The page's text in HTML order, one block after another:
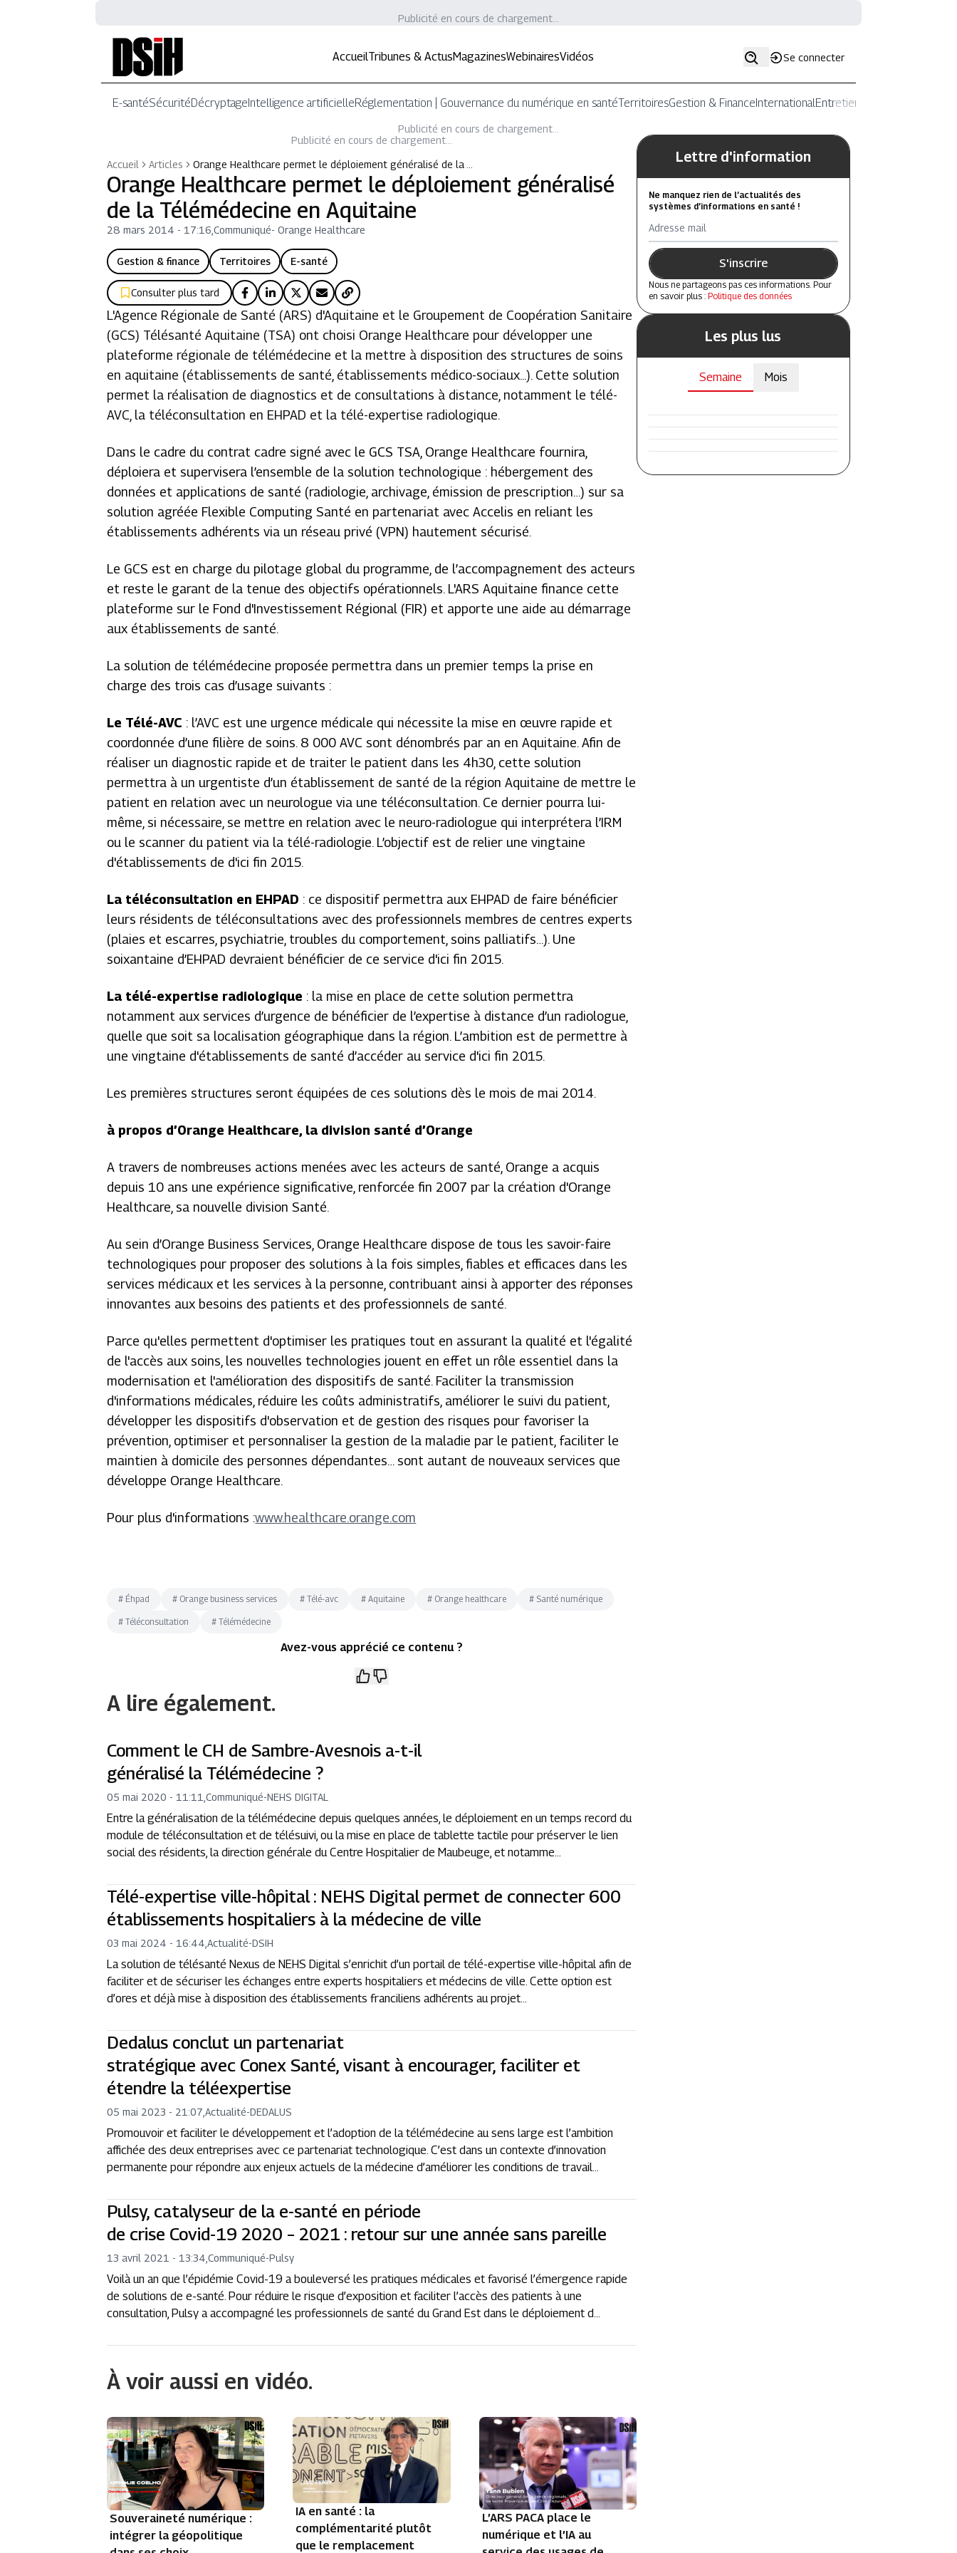
Publicité en cours de chargement...
AccueilTribunes & ActusMagazinesWebinairesVidéos Se connecter
E-santéSécuritéDécryptageIntelligence artificielleRéglementation | Gouvernance du numérique en santéTerritoiresGestion & FinanceInternationalEntretiens
Publicité en cours de chargement...
Publicité en cours de chargement...
Accueil
Articles Orange Healthcare permet le déploiement généralisé de la …
Orange Healthcare permet le déploiement généralisé
de la Télémédecine en Aquitaine
28 mars 2014 - 17:16 ,Communiqué-Orange Healthcare
Gestion & finance Territoires E-santé
Consulter plus tard
L'Agence Régionale de Santé (ARS) d'Aquitaine et le Groupement de Coopération Sanitaire
(GCS) Télésanté Aquitaine (TSA) ont choisi Orange Healthcare pour développer une
plateforme régionale de télémédecine et la mettre à disposition des structures de soins
en aquitaine (établissements de santé, établissements médico-sociaux...). Cette solution
permet la réalisation de diagnostics et de consultations à distance, notamment le télé-
AVC, la téléconsultation en EHPAD et la télé-expertise radiologique.
Dans le cadre du contrat cadre signé avec le GCS TSA, Orange Healthcare fournira,
déploiera et supervisera l’ensemble de la solution technologique : hébergement des
données et applications de santé (radiologie, archivage, émission de prescription…) sur sa
solution agréée Flexible Computing Santé en partenariat avec Accelis en reliant les
établissements adhérents via un réseau privé (VPN) hautement sécurisé.
Le GCS est en charge du pilotage global du programme, de l’accompagnement des acteurs
et reste le garant de la tenue des objectifs opérationnels. L'ARS Aquitaine finance cette
plateforme sur le Fond d'Investissement Régional (FIR) et apporte une aide au démarrage
aux établissements de santé.
La solution de télémédecine proposée permettra dans un premier temps la prise en
charge des trois cas d’usage suivants :
Le Télé-AVC : l’AVC est une urgence médicale qui nécessite la mise en œuvre rapide et
coordonnée d’une filière de soins. 8 000 AVC sont dénombrés par an en Aquitaine. Afin de
réaliser un diagnostic rapide et de traiter le patient dans les 4h30, cette solution
permettra à un urgentiste d’un établissement de santé de la région Aquitaine de mettre le
patient en relation avec un neurologue via une téléconsultation. Ce dernier pourra lui-
même, si nécessaire, se mettre en relation avec le neuro-radiologue qui interprétera l’IRM
ou le scanner du patient via la télé-radiologie. L’objectif est de relier une vingtaine
d'établissements de d'ici fin 2015.
La téléconsultation en EHPAD : ce dispositif permettra aux EHPAD de faire bénéficier
leurs résidents de téléconsultations avec des professionnels membres de centres experts
(plaies et escarres, psychiatrie, troubles du comportement, soins palliatifs…). Une
soixantaine d’EHPAD devraient bénéficier de ce service d'ici fin 2015.
La télé-expertise radiologique : la mise en place de cette solution permettra
notamment aux services d’urgence de bénéficier de l’expertise à distance d’un radiologue,
quelle que soit sa localisation géographique dans la région. L’ambition est de permettre à
une vingtaine d'établissements de santé d’accéder au service d'ici fin 2015.
Les premières structures seront équipées de ces solutions dès le mois de mai 2014.
à propos d’Orange Healthcare, la division santé d’Orange
A travers de nombreuses actions menées avec les acteurs de santé, Orange a acquis
depuis 10 ans une expérience significative, renforcée fin 2007 par la création d'Orange
Healthcare, sa nouvelle division Santé.
Au sein d’Orange Business Services, Orange Healthcare dispose de tous les savoir-faire
technologiques pour proposer des solutions à la fois simples, fiables et efficaces dans les
services médicaux et les services à la personne, contribuant ainsi à apporter des réponses
innovantes aux besoins des patients et des professionnels de santé.
Parce qu'elles permettent d'optimiser les pratiques tout en assurant la qualité et l'égalité
de l'accès aux soins, les nouvelles technologies jouent en effet un rôle essentiel dans la
modernisation et l'amélioration des dispositifs de santé. Faciliter la transmission
d'informations médicales, réduire les coûts administratifs, améliorer le suivi du patient,
développer les dispositifs d'observation et de gestion des risques pour favoriser la
prévention, optimiser et personnaliser la gestion de la maladie par le patient, faciliter le
maintien à domicile des personnes dépendantes… sont autant de nouveaux services que
développe Orange Healthcare.
Pour plus d'informations :www.healthcare.orange.com
# Éhpad # Orange business services #Télé-avc #Aquitaine # Orange healthcare # Santé numérique
#Téléconsultation #Télémédecine
Avez-vous apprécié ce contenu ?
A lire également.
Comment le CH de Sambre-Avesnois a-t-il
généralisé la Télémédecine ?
05 mai 2020 - 11:11 ,Communiqué-NEHS DIGITAL
Entre la généralisation de la télémédecine depuis quelques années, le déploiement en un temps record du
module de téléconsultation et de télésuivi, ou la mise en place de tablette tactile pour préserver le lien
social des résidents, la direction générale du Centre Hospitalier de Maubeuge, et notamme...
Télé-expertise ville-hôpital : NEHS Digital permet de connecter 600
établissements hospitaliers à la médecine de ville
03 mai 2024 - 16:44 ,Actualité-DSIH
La solution de télésanté Nexus de NEHS Digital s’enrichit d’un portail de télé-expertise ville-hôpital afin de
faciliter et de sécuriser les échanges entre experts hospitaliers et médecins de ville. Cette option est
d’ores et déjà mise à disposition des établissements franciliens adhérents au projet...
Dedalus conclut un partenariat
stratégique avec Conex Santé, visant à encourager, faciliter et
étendre la téléexpertise
05 mai 2023 - 21:07 ,Actualité-DEDALUS
Promouvoir et faciliter le développement et l’adoption de la télémédecine au sens large est l’ambition
affichée des deux entreprises avec ce partenariat technologique. C’est dans un contexte d’innovation
permanente pour répondre aux enjeux actuels de la médecine d’améliorer les conditions de travail...
Pulsy, catalyseur de la e-santé en période
de crise Covid-19 2020 – 2021 : retour sur une année sans pareille
13 avril 2021 - 13:34 ,Communiqué-Pulsy
Voilà un an que l’épidémie Covid-19 a bouleversé les pratiques médicales et favorisé l’émergence rapide
de solutions de e-santé. Pour réduire le risque d’exposition et faciliter l’accès des patients à une
consultation, Pulsy a accompagné les professionnels de santé du Grand Est dans le déploiement d...
À voir aussi en vidéo.
Souveraineté numérique :
intégrer la géopolitique
IA en santé : la
complémentarité plutôt
que le remplacement
L’ARS PACA place le
numérique et l’IA au
Lettre d'information
Ne manquez rien de l’actualités des
systèmes d’informations en santé !
Adresse mail
S'inscrire
Nous ne partageons pas ces informations. Pour
en savoir plus : Politique des données
Les plus lus
Semaine Mois